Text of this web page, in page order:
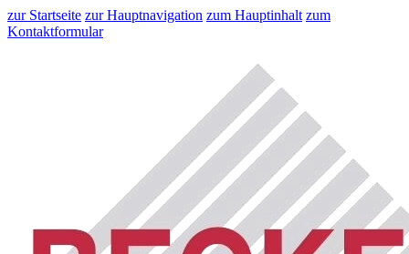
zur Startseite zur Hauptnavigation zum Hauptinhalt zum
Kontaktformular